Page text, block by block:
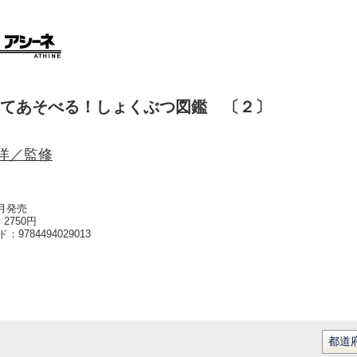
あそべる！しょくぶつ図鑑 〔２〕
／監修
発売
2750円
： 9784494029013